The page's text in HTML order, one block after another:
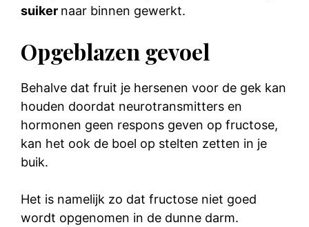
suiker naar binnen gewerkt.
Opgeblazen gevoel
Behalve dat fruit je hersenen voor de gek kan
houden doordat neurotransmitters en
hormonen geen respons geven op fructose,
kan het ook de boel op stelten zetten in je
buik.
Het is namelijk zo dat fructose niet goed
wordt opgenomen in de dunne darm.